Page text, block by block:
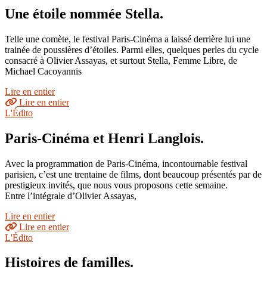
Une étoile nommée Stella.
Telle une comète, le festival Paris-Cinéma a laissé derrière lui une
trainée de poussières d’étoiles. Parmi elles, quelques perles du cycle
consacré à Olivier Assayas, et surtout Stella, Femme Libre, de
Michael Cacoyannis
Lire en entier
Lire en entier
L'Édito
Paris-Cinéma et Henri Langlois.
Avec la programmation de Paris-Cinéma, incontournable festival
parisien, c’est une trentaine de films, dont beaucoup présentés par de
prestigieux invités, que nous vous proposons cette semaine.
Entre l’intégrale d’Olivier Assayas,
Lire en entier
Lire en entier
L'Édito
Histoires de familles.